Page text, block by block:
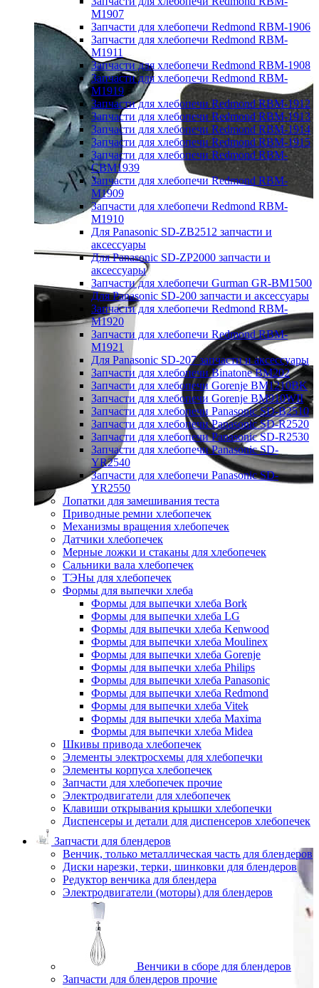
M1907
Запчасти для хлебопечи Redmond RBM-1906
Запчасти для хлебопечи Redmond RBM-
M1911
Запчасти для хлебопечи Redmond RBM-1908
Запчасти для хлебопечи Redmond RBM-
M1919
Запчасти для хлебопечи Redmond RBM-1912
Запчасти для хлебопечи Redmond RBM-1913
Запчасти для хлебопечи Redmond RBM-1914
Запчасти для хлебопечи Redmond RBM-1915
Запчасти для хлебопечи Redmond RBM-
CBM1939
Запчасти для хлебопечи Redmond RBM-
M1909
Запчасти для хлебопечи Redmond RBM-
M1910
Для Panasonic SD-ZB2512 запчасти и
аксессуары
Для Panasonic SD-ZP2000 запчасти и
аксессуары
Запчасти для хлебопечи Gurman GR-BM1500
Для Panasonic SD-200 запчасти и аксессуары
Запчасти для хлебопечи Redmond RBM-
M1920
Запчасти для хлебопечи Redmond RBM-
M1921
Для Panasonic SD-207 запчасти и аксессуары
Запчасти для хлебопечи Binatone BM202
Запчасти для хлебопечи Gorenje BM1210BK
Запчасти для хлебопечи Gorenje BM910WII
Запчасти для хлебопечи Panasonic SD-B2510
Запчасти для хлебопечи Panasonic SD-R2520
Запчасти для хлебопечи Panasonic SD-R2530
Запчасти для хлебопечи Panasonic SD-
YR2540
Запчасти для хлебопечи Panasonic SD-
YR2550
Лопатки для замешивания теста
Приводные ремни хлебопечек
Механизмы вращения хлебопечек
Датчики хлебопечек
Мерные ложки и стаканы для хлебопечек
Сальники вала хлебопечек
ТЭНы для хлебопечек
Формы для выпечки хлеба
Формы для выпечки хлеба Bork
Формы для выпечки хлеба LG
Формы для выпечки хлеба Kenwood
Формы для выпечки хлеба Moulinex
Формы для выпечки хлеба Gorenje
Формы для выпечки хлеба Philips
Формы для выпечки хлеба Panasonic
Формы для выпечки хлеба Redmond
Формы для выпечки хлеба Vitek
Формы для выпечки хлеба Maxima
Формы для выпечки хлеба Midea
Шкивы привода хлебопечек
Элементы электросхемы для хлебопечки
Элементы корпуса хлебопечек
Запчасти для хлебопечек прочие
Электродвигатели для хлебопечек
Клавиши открывания крышки хлебопечки
Диспенсеры и детали для диспенсеров хлебопечек
Запчасти для блендеров
Венчик, только металлическая часть для блендеров
Диски нарезки, терки, шинковки для блендеров
Редуктор венчика для блендера
Электродвигатели (моторы) для блендеров
Венчики в сборе для блендеров
Запчасти для блендеров прочие